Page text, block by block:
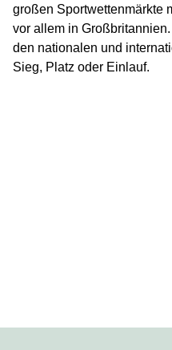
großen Sportwettenmärkte
vor allem in
den nationalen und
Sieg, Platz oder Einlauf.